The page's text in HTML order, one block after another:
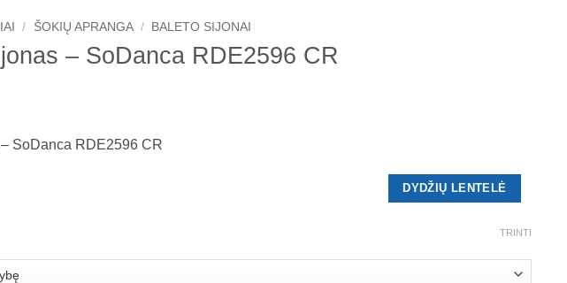
/ ŠOKIŲ APRANGA / BALETO SIJONAI
– SoDanca RDE2596 CR
SoDanca RDE2596 CR
DYDŽIŲ LENTELĖ
TRINTI